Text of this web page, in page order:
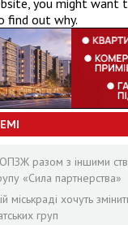
find out why.
разом з іншими
«Сила партнерства»
міськраді хочуть
груп